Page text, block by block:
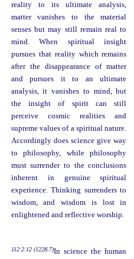
reality to its ultimate analysis,
matter vanishes to the material
senses but may still remain real to
mind. When spiritual insight
pursues that reality which remains
after the disappearance of matter
and pursues it to an ultimate
analysis, it vanishes to mind, but
the insight of spirit can still
perceive cosmic realities and
supreme values of a spiritual nature.
Accordingly does science give way
to philosophy, while philosophy
must surrender to the conclusions
inherent in genuine spiritual
experience. Thinking surrenders to
wisdom, and wisdom is lost in
enlightened and reflective worship.
112:2.12 (1228.7)In science the human